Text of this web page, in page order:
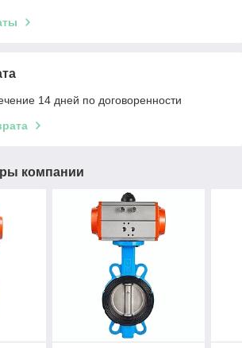
14 дней по договоренности
компании